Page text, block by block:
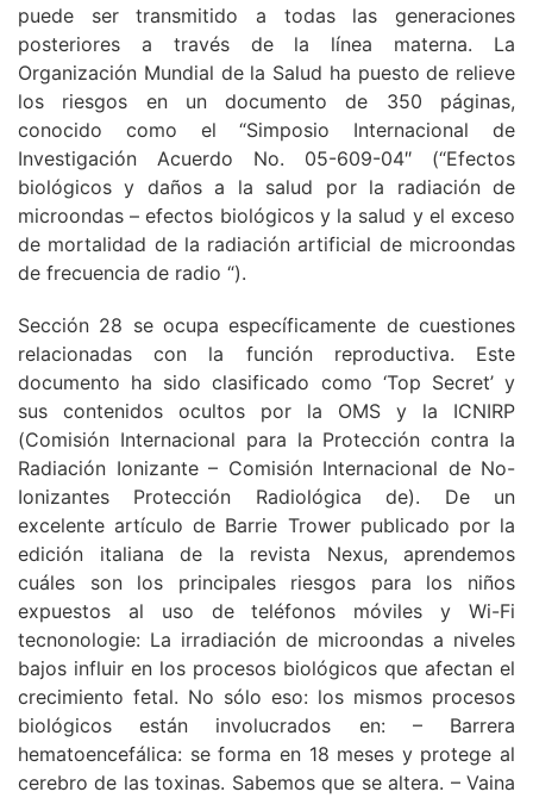
puede ser transmitido a todas las generaciones
posteriores a través de la línea materna. La
Organización Mundial de la Salud ha puesto de relieve
los riesgos en un documento de 350 páginas,
conocido como el “Simposio Internacional de
Investigación Acuerdo No. 05-609-04″ (“Efectos
biológicos y daños a la salud por la radiación de
microondas – efectos biológicos y la salud y el exceso
de mortalidad de la radiación artificial de microondas
de frecuencia de radio “).
Sección 28 se ocupa específicamente de cuestiones
relacionadas con la función reproductiva. Este
documento ha sido clasificado como ‘Top Secret’ y
sus contenidos ocultos por la OMS y la ICNIRP
(Comisión Internacional para la Protección contra la
Radiación Ionizante – Comisión Internacional de No-
Ionizantes Protección Radiológica de). De un
excelente artículo de Barrie Trower publicado por la
edición italiana de la revista Nexus, aprendemos
cuáles son los principales riesgos para los niños
expuestos al uso de teléfonos móviles y Wi-Fi
tecnonologie: La irradiación de microondas a niveles
bajos influir en los procesos biológicos que afectan el
crecimiento fetal. No sólo eso: los mismos procesos
biológicos están involucrados en: – Barrera
hematoencefálica: se forma en 18 meses y protege al
cerebro de las toxinas. Sabemos que se altera. – Vaina